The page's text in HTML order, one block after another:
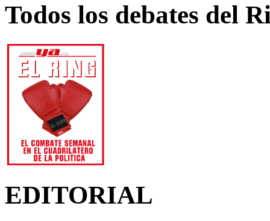
Todos los debates del
EDITORIAL